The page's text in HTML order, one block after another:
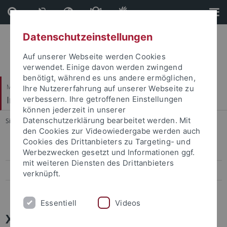
Direkt
zum
Inhalt
Direkt
zur
Fußleiste
Mathematisch-Naturwissenschaftliche Fakultät
Institut für Angewandte Physik
Sie sind hier: Startseite ... X-ray Physics
Organic Thin Films and Hybrid Systems
X-ray Physics
X-ray Physics
Datenschutzeinstellungen
Auf unserer Webseite werden Cookies
verwendet. Einige davon werden zwingend
benötigt, während es uns andere ermöglichen,
Ihre Nutzererfahrung auf unserer Webseite zu
verbessern. Ihre getroffenen Einstellungen
können jederzeit in unserer
Datenschutzerklärung bearbeitet werden. Mit
den Cookies zur Videowiedergabe werden auch
Cookies des Drittanbieters zu Targeting- und
Werbezwecken gesetzt und Informationen ggf.
mit weiteren Diensten des Drittanbieters
verknüpft.
Essentiell Videos